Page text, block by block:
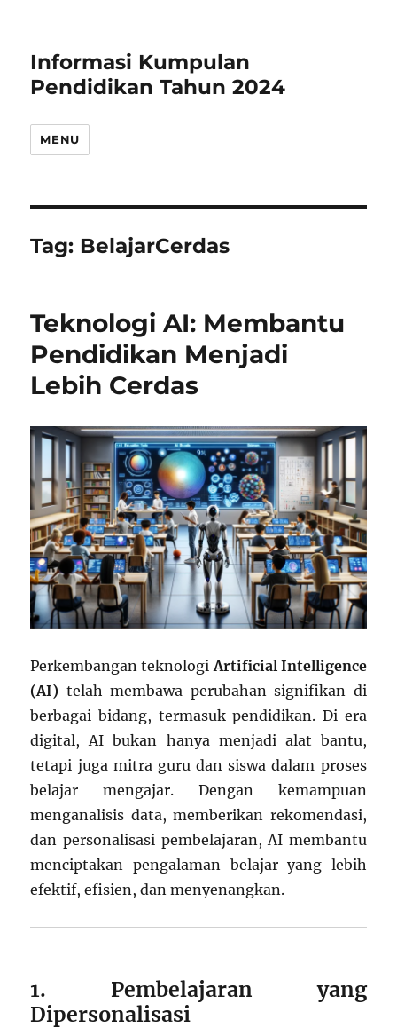
Informasi Kumpulan
Pendidikan Tahun 2024
MENU
Tag: BelajarCerdas
Teknologi AI: Membantu
Pendidikan Menjadi
Lebih Cerdas
Perkembangan teknologi Artificial Intelligence
(AI) telah membawa perubahan signifikan di
berbagai bidang, termasuk pendidikan. Di era
digital, AI bukan hanya menjadi alat bantu,
tetapi juga mitra guru dan siswa dalam proses
belajar mengajar. Dengan kemampuan
menganalisis data, memberikan rekomendasi,
dan personalisasi pembelajaran, AI membantu
menciptakan pengalaman belajar yang lebih
efektif, efisien, dan menyenangkan.
1. Pembelajaran yang
Dipersonalisasi